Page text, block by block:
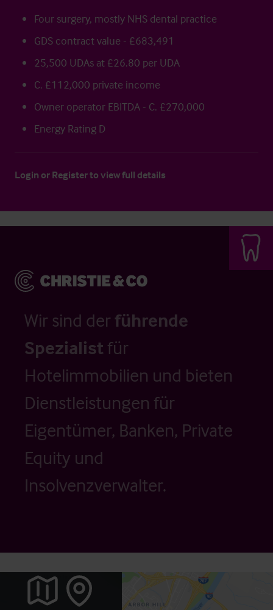
Four surgery, mostly NHS dental practice
GDS contract value - £683,491
25,500 UDAs at £26.80 per UDA
C. £112,000 private income
Owner operator EBITDA - C. £270,000
Energy Rating D
Login or Registerto view full details
Wir sind der führende
Spezialistfür
Hotelimmobilien und bieten
Dienstleistungen für
Eigentümer, Banken, Private
Equity und
Insolvenzverwalter.